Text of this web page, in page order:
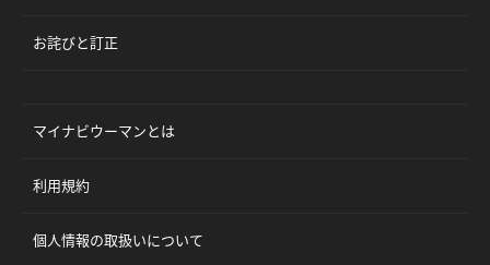
お詫びと訂正
マイナビウーマンとは
利用規約
個人情報の取扱いについて